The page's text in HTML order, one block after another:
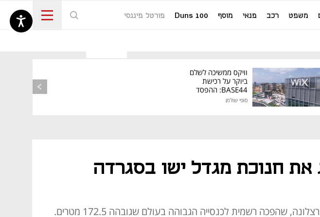
משפט רכב פנאי מוסף Duns 100 פורטל פיננסי
נפתח בכרטיסייה חדשה
וויקס ממשיכה לשלם
ביוקר על רכישת
BASE44: ההפסד
סופי שולמן
את חנוכת מגדל ישו בסגרדה
האפיפיור בירך את "מגדל ישו" החדש בבזיליקת הסגרדה פמיליה בברצלונה, שהפכה רשמית לכנסייה הגבוהה בעולם שגובהה 172.5 מטרים.